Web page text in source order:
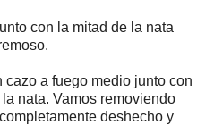
con la mitad de la nata
a fuego medio junto con
nata. Vamos removiendo
deshecho y